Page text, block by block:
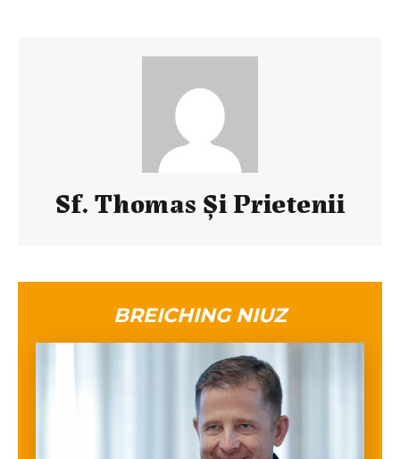
Sf. Thomas Și Prietenii
BREICHING NIUZ